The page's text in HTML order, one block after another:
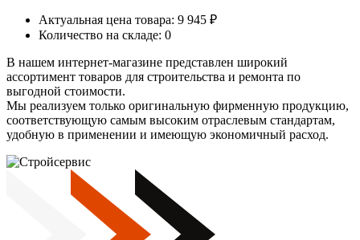
Актуальная цена товара: 9 945 ₽
Количество на складе: 0
В нашем интернет-магазине представлен широкий
ассортимент товаров для строительства и ремонта по
выгодной стоимости.
Мы реализуем только оригинальную фирменную продукцию,
соответствующую самым высоким отраслевым стандартам,
удобную в применении и имеющую экономичный расход.